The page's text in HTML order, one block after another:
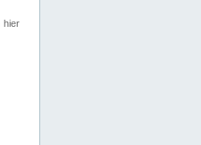
hier